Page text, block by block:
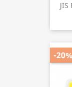
JIS
-20%